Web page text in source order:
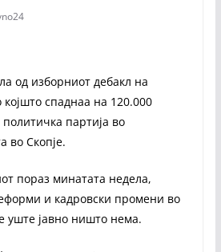
од изборниот дебакл на
спаднаа на 120.000
партија во
во Скопје.
пораз минатата недела,
и кадровски промени во
уште јавно ништо нема.